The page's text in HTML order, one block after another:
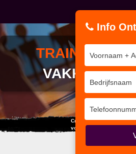
TRAINING
VAKKRACHT
Creëer nu je eigen
voordat een ander het
Info